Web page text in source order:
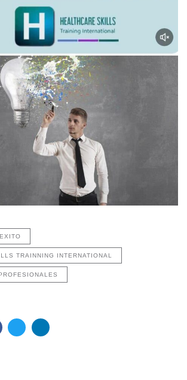
EXITO
TRAINNING INTERNATIONAL